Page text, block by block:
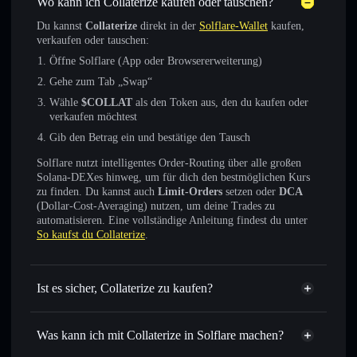
Du kannst Collaterize direkt in der Solflare-Wallet kaufen,
verkaufen oder tauschen:
Öffne Solflare (App oder Browsererweiterung)
Gehe zum Tab „Swap“
Wähle $COLLAT als den Token aus, den du kaufen oder
verkaufen möchtest
Gib den Betrag ein und bestätige den Tausch
Solflare nutzt intelligentes Order-Routing über alle großen
Solana-DEXes hinweg, um für dich den bestmöglichen Kurs
zu finden. Du kannst auch Limit-Orders setzen oder DCA
(Dollar-Cost-Averaging) nutzen, um deine Trades zu
automatisieren. Eine vollständige Anleitung findest du unter
So kaufst du Collaterize.
Ist es sicher, Collaterize zu kaufen?
Collaterize verifizierter Token
Was kann ich mit Collaterize in Solflare machen?